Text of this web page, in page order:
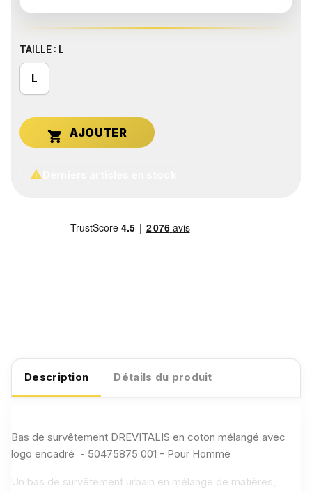
TAILLE : L
L


Description Détails du produit
Bas de survêtement DREVITALIS en coton mélangé avec
logo encadré - 50475875 001 - Pour Homme
Un bas de survêtement urbain en mélange de matières,